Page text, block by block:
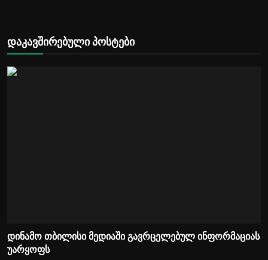
დაკავშირებული პოსტები
დინამო თბილისი მედიაში გავრცელებულ ინფორმაციას
უარყოფს